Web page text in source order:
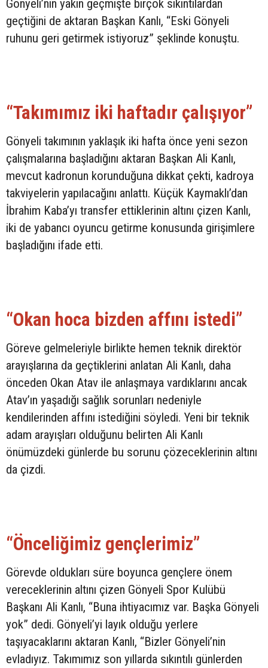
Gönyeli’nin yakın geçmişte birçok sıkıntılardan
geçtiğini de aktaran Başkan Kanlı, “Eski Gönyeli
ruhunu geri getirmek istiyoruz” şeklinde konuştu.
“Takımımız iki haftadır çalışıyor”
Gönyeli takımının yaklaşık iki hafta önce yeni sezon
çalışmalarına başladığını aktaran Başkan Ali Kanlı,
mevcut kadronun korunduğuna dikkat çekti, kadroya
takviyelerin yapılacağını anlattı. Küçük Kaymaklı’dan
İbrahim Kaba’yı transfer ettiklerinin altını çizen Kanlı,
iki de yabancı oyuncu getirme konusunda girişimlere
başladığını ifade etti.
“Okan hoca bizden affını istedi”
Göreve gelmeleriyle birlikte hemen teknik direktör
arayışlarına da geçtiklerini anlatan Ali Kanlı, daha
önceden Okan Atav ile anlaşmaya vardıklarını ancak
Atav’ın yaşadığı sağlık sorunları nedeniyle
kendilerinden affını istediğini söyledi. Yeni bir teknik
adam arayışları olduğunu belirten Ali Kanlı
önümüzdeki günlerde bu sorunu çözeceklerinin altını
da çizdi.
“Önceliğimiz gençlerimiz”
Görevde oldukları süre boyunca gençlere önem
vereceklerinin altını çizen Gönyeli Spor Kulübü
Başkanı Ali Kanlı, “Buna ihtiyacımız var. Başka Gönyeli
yok” dedi. Gönyeli’yi layık olduğu yerlere
taşıyacaklarını aktaran Kanlı, “Bizler Gönyeli’nin
evladıyız. Takımımız son yıllarda sıkıntılı günlerden